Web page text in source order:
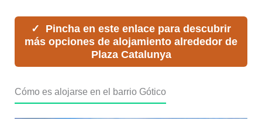
Pincha en este enlace para descubrir
más opciones de alojamiento alrededor de
Plaza Catalunya
Cómo es alojarse en el barrio Gótico